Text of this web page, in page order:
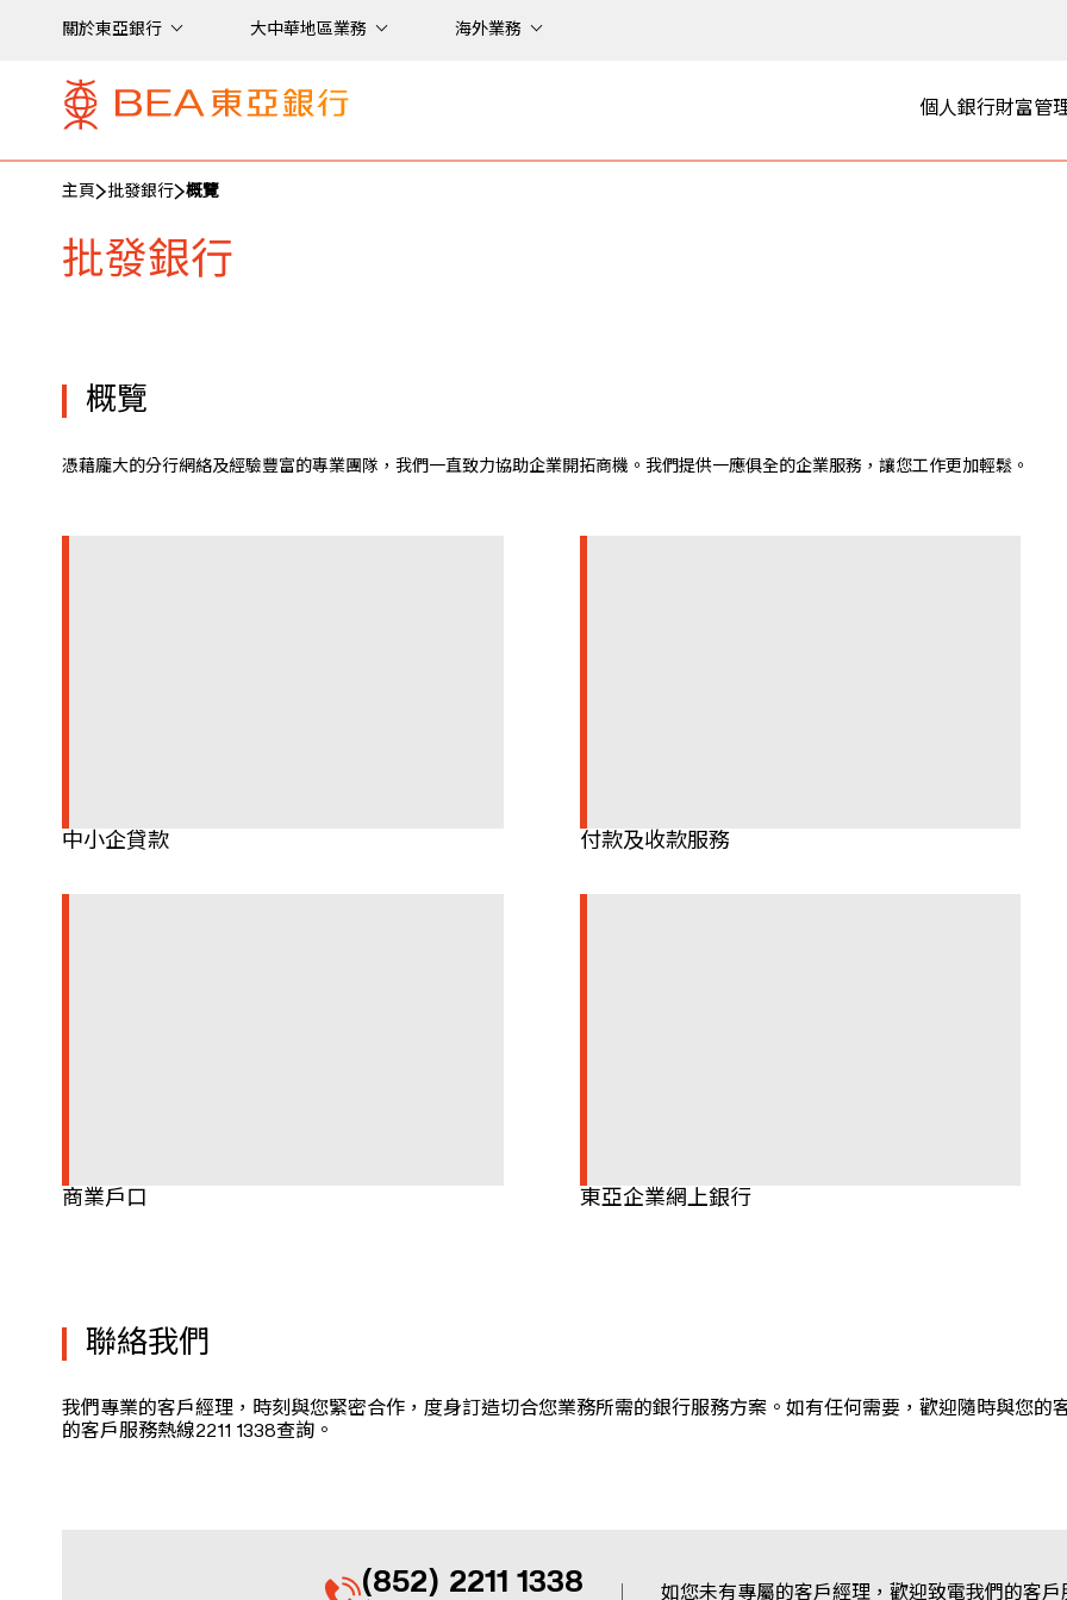
關於東亞銀行 大中華地區業務 海外業務
個人銀行財富管
主頁 批發銀行 概覽
批發銀行
概覽
憑藉龐大的分行網絡及經驗豐富的專業團隊，我們一直致力協助企業開拓商機。我們提供一應俱全的企業服務，讓您工作更加輕鬆。
中小企貸款 付款及收款服務
商業戶口 東亞企業網上銀行
聯絡我們
我們專業的客戶經理，時刻與您緊密合作，度身訂造切合您業務所需的銀行服務方案。如有任何需要，歡迎隨時與您
的客戶服務熱線2211 1338查詢。
(852) 2211 1338 如您未有專屬的客戶經理，歡迎致電我們的客戶